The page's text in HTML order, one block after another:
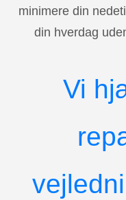
minimere din
din hverdag
Vi